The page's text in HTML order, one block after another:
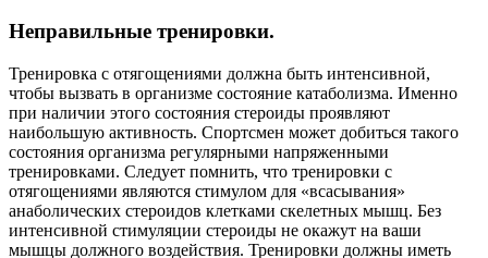
Неправильные тренировки.
Тренировка с отягощениями должна быть интенсивной,
чтобы вызвать в организме состояние катаболизма. Именно
при наличии этого состояния стероиды проявляют
наибольшую активность. Спортсмен может добиться такого
состояния организма регулярными напряженными
тренировками. Следует помнить, что тренировки с
отягощениями являются стимулом для «всасывания»
анаболических стероидов клетками скелетных мышц. Без
интенсивной стимуляции стероиды не окажут на ваши
мышцы должного воздействия. Тренировки должны иметь